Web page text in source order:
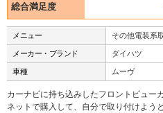
総合満足度
メニュー その他電装系
メーカー・ブランド ダイハツ
車種 ムーヴ
カーナビに持ち込みしたフロントビュー
ネットで購入して、自分で取り付けよう